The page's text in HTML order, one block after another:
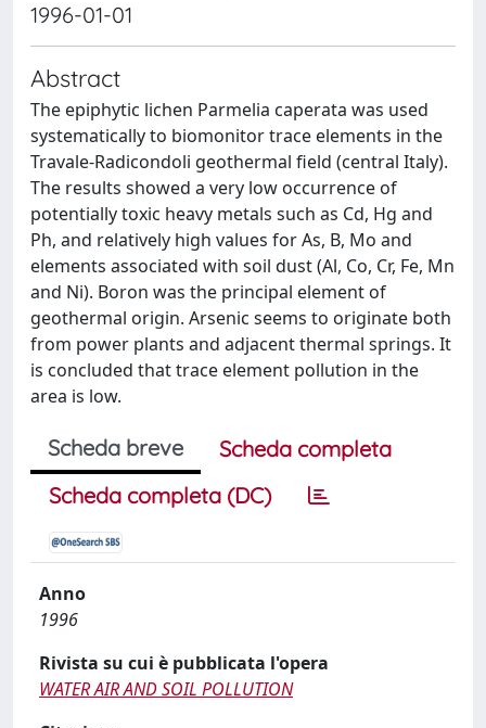
1996-01-01
Abstract
The epiphytic lichen Parmelia caperata was used
systematically to biomonitor trace elements in the
Travale-Radicondoli geothermal field (central Italy).
The results showed a very low occurrence of
potentially toxic heavy metals such as Cd, Hg and
Ph, and relatively high values for As, B, Mo and
elements associated with soil dust (Al, Co, Cr, Fe, Mn
and Ni). Boron was the principal element of
geothermal origin. Arsenic seems to originate both
from power plants and adjacent thermal springs. It
is concluded that trace element pollution in the
area is low.
Scheda breve
Scheda completa
Scheda completa (DC)
Anno
1996
Rivista su cui è pubblicata l'opera
WATER AIR AND SOIL POLLUTION